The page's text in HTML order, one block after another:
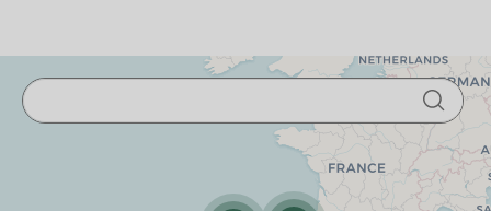
Introduce tu localidad o CP